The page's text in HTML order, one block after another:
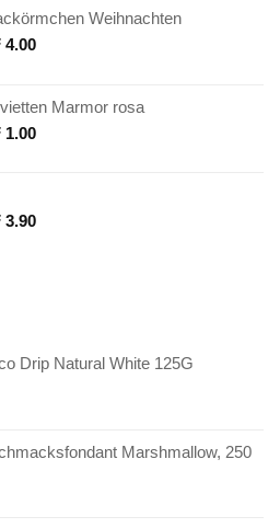
Weihnachten
4.00Aktueller
CHF 4.00.
Marmor rosa
1.00Aktueller
3.90Aktueller
Drip Natural White 125G
Marshmallow, 250